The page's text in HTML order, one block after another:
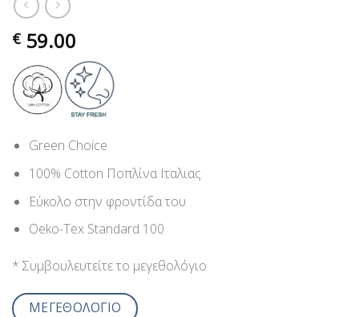
€ 59.00
Green Choice
100% Cotton Ποπλίνα Ιταλιας
Εύκολο στην φροντίδα του
Oeko-Tex Standard 100
* Συμβουλευτείτε το μεγεθολόγιο
ΜΕΓΕΘΟΛΟΓΙΟ